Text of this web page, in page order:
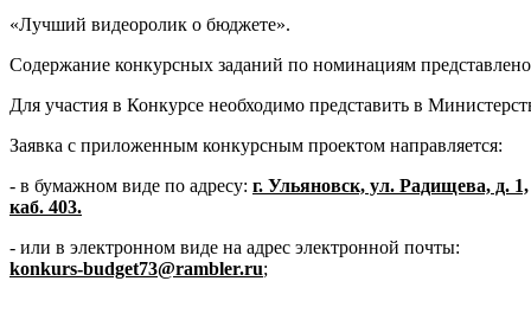
«Лучший видеоролик о бюджете».
Содержание конкурсных заданий по номинациям
Для участия в Конкурсе необходимо представить в
Заявка с приложенным конкурсным проектом направляется:
- в бумажном виде по адресу: г. Ульяновск, ул. Радищева, д. 1,
каб. 403.
- или в электронном виде на адрес электронной почты:
konkurs-budget73@rambler.ru;